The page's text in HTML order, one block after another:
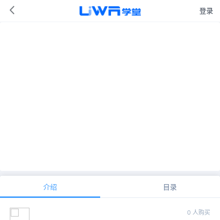
登录
介绍 目录
0 人购买